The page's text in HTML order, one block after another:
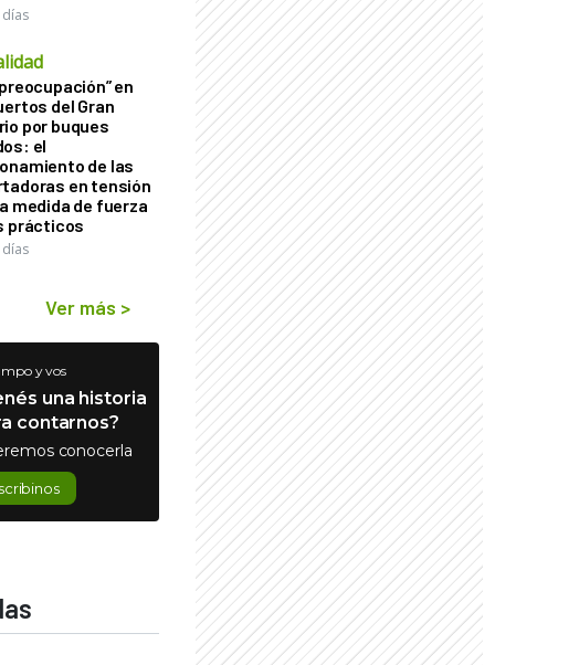
días
en
del Gran
por buques
el
de las
en tensión
medida de fuerza
prácticos
días
Ver más >
y vos
una historia
contarnos?
conocerla